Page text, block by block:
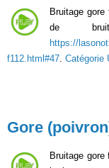
Bruitage
de
https://
f112.html#47 Catégorie
Gore
Bruitage